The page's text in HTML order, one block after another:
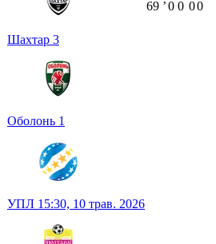
Шахтар 3
Оболонь 1
69 ʼ0 0 00
УПЛ 15:30, 10 трав. 2026